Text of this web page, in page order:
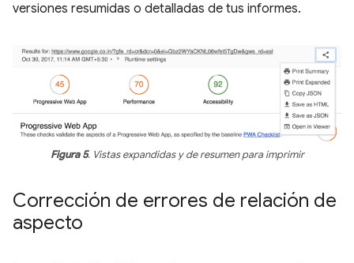
versiones resumidas o detalladas de tus informes.
Figura 5. Vistas expandidas y de resumen para imprimir
Corrección de errores de relación de
aspecto